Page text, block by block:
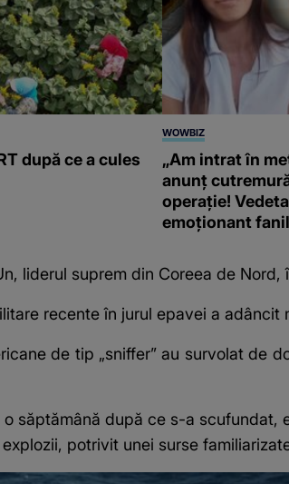
după ce a cules
WOWBIZ
„Am intrat în
anunț
operație!
emoționant
liderul suprem din Coreea de
recente în jurul epavei a
de tip „sniffer” au survolat de
o săptămână după ce s-a
potrivit unei surse